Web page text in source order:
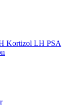
Kortizol LH PSA